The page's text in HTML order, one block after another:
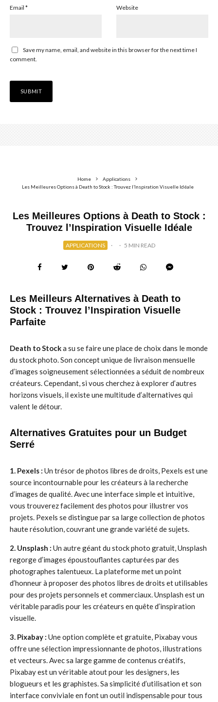
Email * Website
Save my name, email, and website in this browser for the next time I
comment.
Home
Applications
Les Meilleures Options à Death to Stock : Trouvez l’Inspiration Visuelle Idéale
Les Meilleures Options à Death to Stock :
Trouvez l’Inspiration Visuelle Idéale
APPLICATIONS · · 5 MIN READ
Les Meilleurs Alternatives à Death to
Stock : Trouvez l’Inspiration Visuelle
Parfaite
Death to Stocka su se faire une place de choix dans le monde
du stock photo. Son concept unique de livraison mensuelle
d’images soigneusement sélectionnées a séduit de nombreux
créateurs. Cependant, si vous cherchez à explorer d’autres
horizons visuels, il existe une multitude d’alternatives qui
valent le détour.
Alternatives Gratuites pour un Budget
Serré
1. Pexels : Un trésor de photos libres de droits, Pexels est une
source incontournable pour les créateurs à la recherche
d’images de qualité. Avec une interface simple et intuitive,
vous trouverez facilement des photos pour illustrer vos
projets. Pexels se distingue par sa large collection de photos
haute résolution, couvrant une grande variété de sujets.
2. Unsplash : Un autre géant du stock photo gratuit, Unsplash
regorge d’images époustouflantes capturées par des
photographes talentueux. La plateforme met un point
d’honneur à proposer des photos libres de droits et utilisables
pour des projets personnels et commerciaux. Unsplash est un
véritable paradis pour les créateurs en quête d’inspiration
visuelle.
3. Pixabay : Une option complète et gratuite, Pixabay vous
offre une sélection impressionnante de photos, illustrations
et vecteurs. Avec sa large gamme de contenus créatifs,
Pixabay est un véritable atout pour les designers, les
blogueurs et les graphistes. Sa simplicité d’utilisation et son
interface conviviale en font un outil indispensable pour tous